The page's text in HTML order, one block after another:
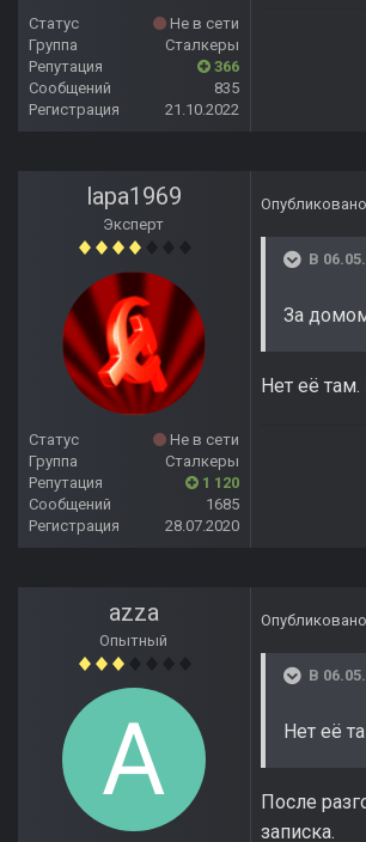
Статус
Не в сети
Группа
Сталкеры
Репутация
366
Сообщений
835
Регистрация
21.10.2022
lapa1969
Эксперт
Статус
Не в сети
Группа
Сталкеры
Репутация
1 120
Сообщений
1685
Регистрация
28.07.2020
Опубликовано
В
За
Нет её там.
azza
Опытный
Опубликовано
В
Нет её
После
записка.